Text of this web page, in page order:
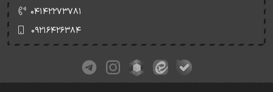
۰۴۱۴۲۲۷۳۷۸۱
۰۹۲۱۶۴۲۶۳۸۴